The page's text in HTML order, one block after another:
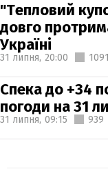
"Тепловий
довго
Україні
31 липня, 20:00
Спека до +34
погоди на 31
31 липня, 09:15 939